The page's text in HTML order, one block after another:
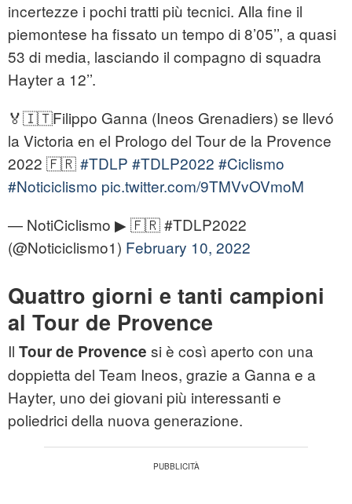
incertezze i pochi tratti più tecnici. Alla fine il
piemontese ha fissato un tempo di 8’05’’, a quasi
53 di media, lasciando il compagno di squadra
Hayter a 12’’.
🏅🇮🇹Filippo Ganna (Ineos Grenadiers) se llevó
la Victoria en el Prologo del Tour de la Provence
2022 🇫🇷#TDLP #TDLP2022 #Ciclismo
#Noticiclismo pic.twitter.com/9TMVvOVmoM
— NotiCiclismo ▶ 🇫🇷 #TDLP2022
(@Noticiclismo1) February 10, 2022
Quattro giorni e tanti campioni
al Tour de Provence
Il Tour de Provence si è così aperto con una
doppietta del Team Ineos, grazie a Ganna e a
Hayter, uno dei giovani più interessanti e
poliedrici della nuova generazione.